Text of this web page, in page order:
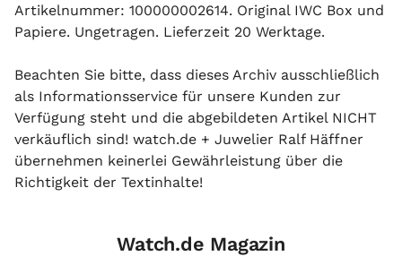
Artikelnummer: 100000002614. Original IWC Box und
Papiere. Ungetragen. Lieferzeit 20 Werktage.
Beachten Sie bitte, dass dieses Archiv ausschließlich
als Informationsservice für unsere Kunden zur
Verfügung steht und die abgebildeten Artikel NICHT
verkäuflich sind! watch.de + Juwelier Ralf Häffner
übernehmen keinerlei Gewährleistung über die
Richtigkeit der Textinhalte!
Watch.de Magazin